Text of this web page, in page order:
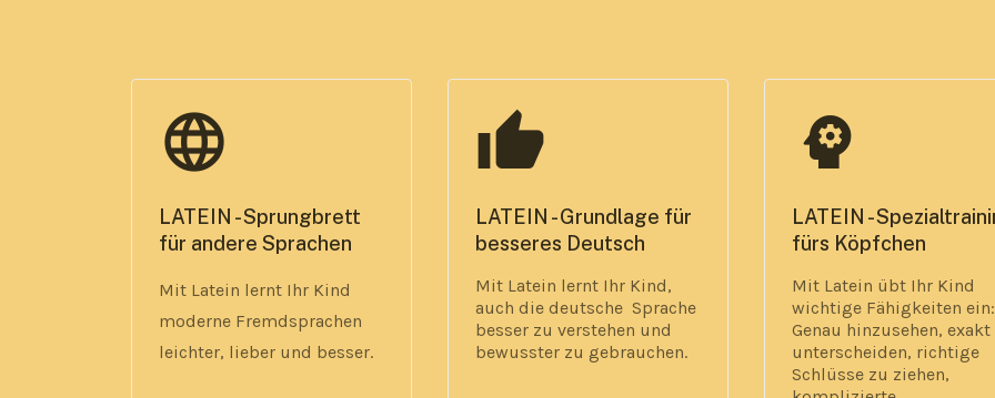
language
LATEIN - Sprungbrett
für andere Sprachen
Mit Latein lernt Ihr Kind
moderne Fremdsprachen
leichter, lieber und besser.
thumb_up
LATEIN - Grundlage für
besseres Deutsch
Mit Latein lernt Ihr Kind,
auch die deutsche Sprache
besser zu verstehen und
bewusster zu gebrauchen.
psychology
LATEIN -
fürs Köpfchen
Mit Latein übt Ihr Kind
wichtige Fähigkeiten ein:
Genau hinzusehen, exakt
unterscheiden, richtige
Schlüsse zu ziehen,